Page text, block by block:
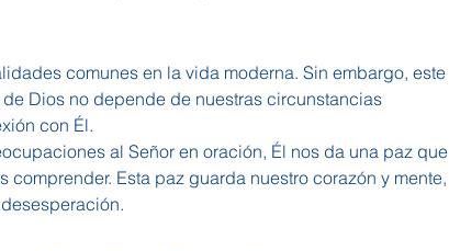
comunes en la vida moderna. Sin embargo, este
Dios no depende de nuestras circunstancias
con Él.
al Señor en oración, Él nos da una paz que
comprender. Esta paz guarda nuestro corazón y mente,